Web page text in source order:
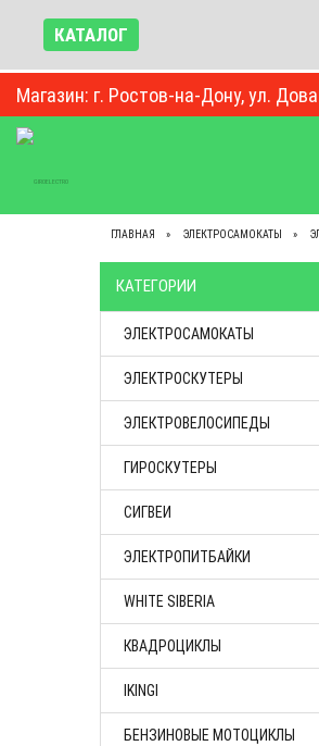
КАТАЛОГ
Магазин: г. Ростов-на-Дону, ул.
ГЛАВНАЯ ЭЛЕКТРОСАМОКАТЫ
КАТЕГОРИИ
ЭЛЕКТРОСАМОКАТЫ
ЭЛЕКТРОСКУТЕРЫ
ЭЛЕКТРОВЕЛОСИПЕДЫ
ГИРОСКУТЕРЫ
СИГВЕИ
ЭЛЕКТРОПИТБАЙКИ
WHITE SIBERIA
КВАДРОЦИКЛЫ
IKINGI
БЕНЗИНОВЫЕ МОТОЦИКЛЫ